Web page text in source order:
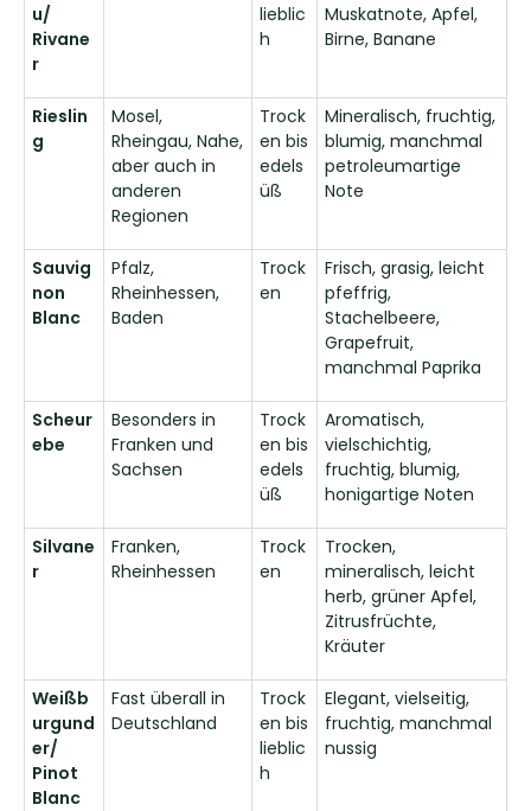
u/
Rivane
r
lieblic
h
Muskatnote, Apfel,
Birne, Banane
Rieslin
g
Mosel,
Rheingau, Nahe,
aber auch in
anderen
Regionen
Trock
en bis
edels
üß
Mineralisch, fruchtig,
blumig, manchmal
petroleumartige
Note
Sauvig
non
Blanc
Pfalz,
Rheinhessen,
Baden
Trock
en
Frisch, grasig, leicht
pfeffrig,
Stachelbeere,
Grapefruit,
manchmal Paprika
Scheur
ebe
Besonders in
Franken und
Sachsen
Trock
en bis
edels
üß
Aromatisch,
vielschichtig,
fruchtig, blumig,
honigartige Noten
Silvane
r
Franken,
Rheinhessen
Trock
en
Trocken,
mineralisch, leicht
herb, grüner Apfel,
Zitrusfrüchte,
Kräuter
Weißb
urgund
er/
Pinot
Blanc
Fast überall in
Deutschland
Trock
en bis
lieblic
h
Elegant, vielseitig,
fruchtig, manchmal
nussig